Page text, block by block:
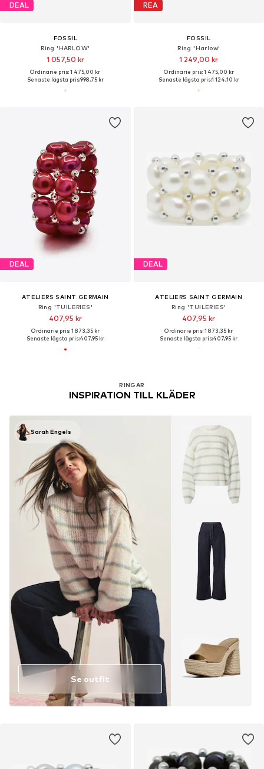
DEAL
FOSSIL
Ring 'HARLOW'
1 057,50 kr
Ordinarie pris: 1 475,00 kr
Senaste lägsta pris:998,75 kr
REA
FOSSIL
Ring 'Harlow'
1 249,00 kr
Ordinarie pris: 1 475,00 kr
Senaste lägsta pris:1 124,10 kr
DEAL
ATELIERS SAINT GERMAIN
Ring 'TUILERIES'
407,95 kr
Ordinarie pris: 1 873,35 kr
Senaste lägsta pris:407,95 kr
RINGAR
INSPIRATION TILL KLÄDER
Sarah Engels
Se outfit
DEAL
ATELIERS SAINT GERMAIN
Ring 'TUILERIES'
407,95 kr
Ordinarie pris: 1 873,35 kr
Senaste lägsta pris:407,95 kr